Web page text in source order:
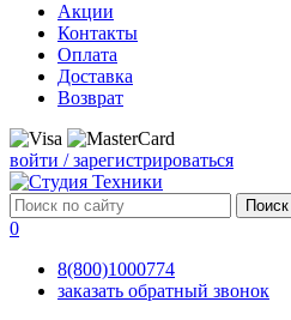
Акции
Контакты
Оплата
Доставка
Возврат
войти / зарегистрироваться
Поиск
0
8(800)1000774
заказать обратный звонок